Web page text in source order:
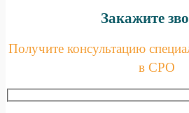
Закажите
Получите консультацию
в СРО